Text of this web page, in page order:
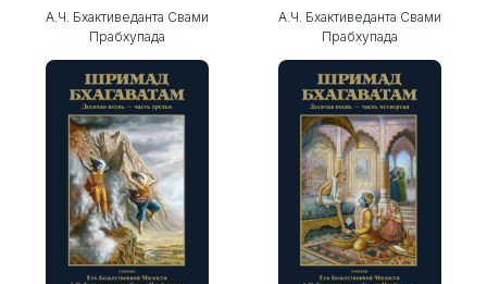
А.Ч. Бхактиведанта Свами
Прабхупада
А.Ч. Бхактиведанта Свами
Прабхупада